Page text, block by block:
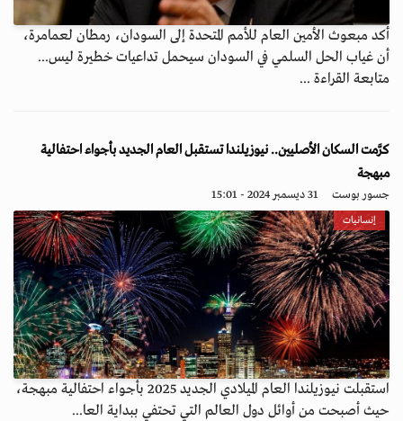
أكد مبعوث الأمين العام للأمم المتحدة إلى السودان، رمطان لعمامرة،
أن غياب الحل السلمي في السودان سيحمل تداعيات خطيرة ليس...
متابعة القراءة ...
كرَّمت السكان الأصليين.. نيوزيلندا تستقبل العام الجديد بأجواء احتفالية
مبهجة
جسور بوست 31 ديسمبر 2024 - 15:01
إنسانيات
استقبلت نيوزيلندا العام الميلادي الجديد 2025 بأجواء احتفالية مبهجة،
حيث أصبحت من أوائل دول العالم التي تحتفي ببداية العا...